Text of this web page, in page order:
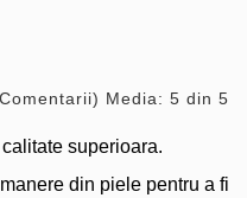
Media: 5 din 5
superioara.
din piele pentru a fi